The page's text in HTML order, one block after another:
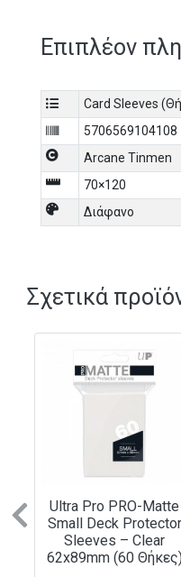
Επιπλέον
Card Sleeves
5706569104108
Arcane Tinmen
70×120
Διάφανο
Σχετικά
Ultra Pro PRO-Matte
Small Deck Protector
Sleeves – Clear
62x89mm (60
Previous